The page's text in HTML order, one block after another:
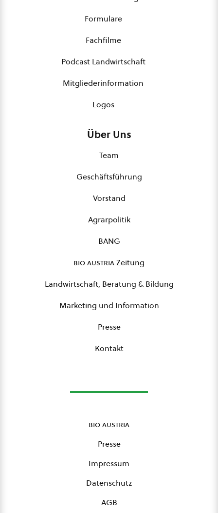
Formulare
Fachfilme
Podcast Landwirtschaft
Mitgliederinformation
Logos
Über Uns
Team
Geschäftsführung
Vorstand
Agrarpolitik
BANG
bio austriaZeitung
Landwirtschaft, Beratung & Bildung
Marketing und Information
Presse
Kontakt
bio austria
Presse
Impressum
Datenschutz
AGB